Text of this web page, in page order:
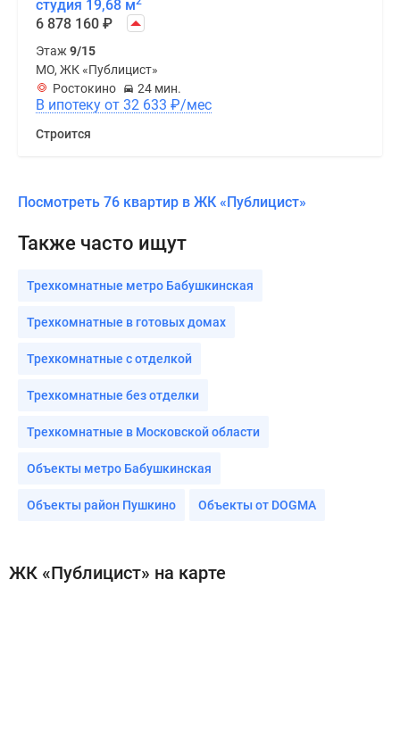
студия 19,68 м
6 878 160 ₽
Этаж 9/15
МО, ЖК «Публицист»
Ростокино
24 мин.
В ипотеку от 32 633 ₽/мес
Строится
Посмотреть 76 квартир в ЖК «Публицист»
Также часто ищут
Трехкомнатные метро Бабушкинская
Трехкомнатные в готовых домах
Трехкомнатные с отделкой
Трехкомнатные без отделки
Трехкомнатные в Московской области
Объекты метро Бабушкинская
Объекты район Пушкино Объекты от DOGMA
ЖК «Публицист» на карте